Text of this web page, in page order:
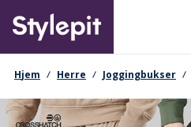
main
content
Primary departments
navigationssti
Hjem Herre Joggingbukser